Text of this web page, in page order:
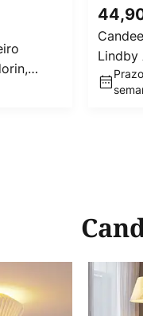
cm,
Lindby
cm